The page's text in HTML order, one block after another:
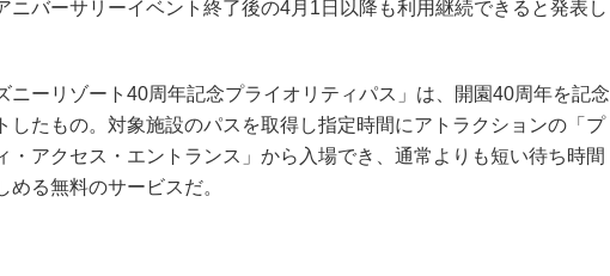
ニバーサリーイベント終了後の4月1日以降も利用継続できると発表し
ニーリゾート40周年記念プライオリティパス」は、開園40周年を記念
したもの。対象施設のパスを取得し指定時間にアトラクションの「プ
・アクセス・エントランス」から入場でき、通常よりも短い待ち時間
める無料のサービスだ。